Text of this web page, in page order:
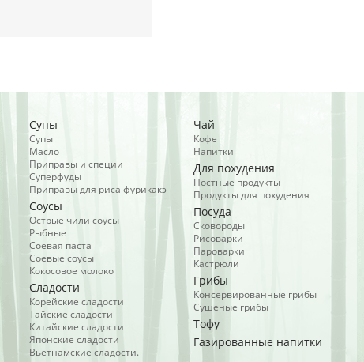
Супы
Супы
Масло
Приправы и специи
Суперфуды
Приправы для риса фурикакэ
Соусы
Острые чили соусы
Рыбные
Соевая паста
Соевые соусы
Кокосовое молоко
Сладости
Корейские сладости
Тайские сладости
Китайские сладости
Японские сладости
Вьетнамские сладости.
Чай
Кофе
Напитки
Для похудения
Постные продукты
Продукты для похудения
Посуда
Сковороды
Рисоварки
Пароварки
Кастрюли
Грибы
Консервированные грибы
Сушеные грибы
Тофу
Газированные напитки